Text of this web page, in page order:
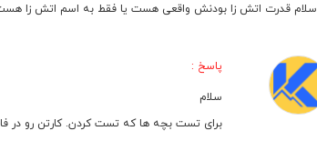
سلام قدرت اتش زا بودنش واقعی هست یا فقط به اسم اتش زا
پاسخ :
سلام
برای تست بچه ها که تست کردن. کارتن رو در